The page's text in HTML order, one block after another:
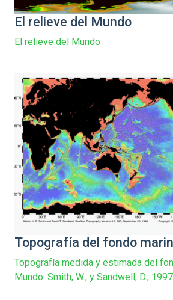
El relieve del Mundo
El relieve del Mundo
Topografía del fondo
Topografía medida y estimada del
Mundo. Smith, W., y Sandwell, D.,